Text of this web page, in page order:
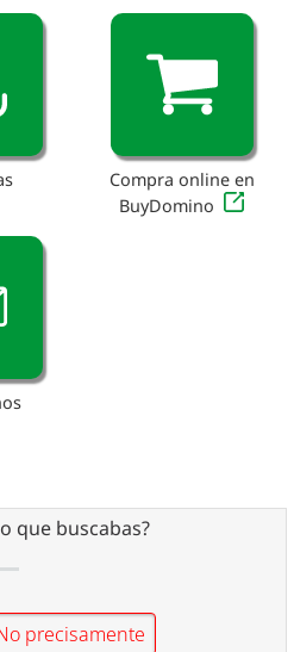
Compra online en
BuyDomino
que buscabas?
precisamente